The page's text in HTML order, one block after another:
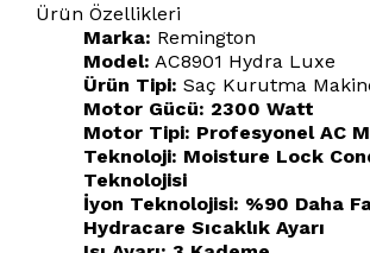
Ürün Özellikleri
Marka: Remington
Model: AC8901 Hydra Luxe
Ürün Tipi: Saç Kurutma
Motor Gücü: 2300 Watt
Motor Tipi: Profesyonel AC
Teknoloji: Moisture Lock
Teknolojisi
İyon Teknolojisi: %90 Daha
Hydracare Sıcaklık Ayarı